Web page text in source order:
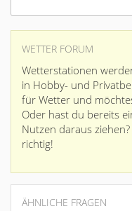
WETTER FORUM
Wetterstationen
in Hobby- und
für Wetter und
Oder hast du bereits
Nutzen daraus
richtig!
ÄHNLICHE FRAGEN